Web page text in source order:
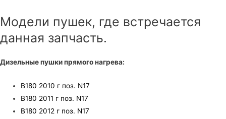
Модели пушек, где встречается
данная запчасть.
Дизельные пушки прямого нагрева:
B180 2010 г поз. N17
B180 2011 г поз. N17
B180 2012 г поз. N17